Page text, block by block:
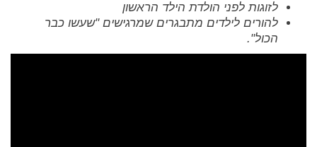
לזוגות לפני הולדת הילד הראשון
להורים לילדים מתבגרים שמרגישים "שעשו כבר
הכול".